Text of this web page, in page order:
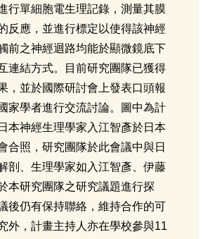
行單細胞電生理記錄，測量其膜
反應，並進行標定以使得該神經
前之神經迴路均能於顯微鏡底下
連結方式。目前研究團隊已獲得
，並於國際研討會上發表口頭報
家學者進行交流討論。圖中為計
本神經生理學家入江智彥於日本
合照，研究團隊於此會議中與日
剖、生理學家如入江智彥、伊藤
本研究團隊之研究議題進行探
後仍有保持聯絡，維持合作的可
外，計畫主持人亦在學校參與11